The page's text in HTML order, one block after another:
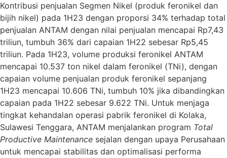
Kontribusi penjualan Segmen Nikel (produk feronikel dan
bijih nikel) pada 1H23 dengan proporsi 34% terhadap total
penjualan ANTAM dengan nilai penjualan mencapai Rp7,43
triliun, tumbuh 36% dari capaian 1H22 sebesar Rp5,45
triliun. Pada 1H23, volume produksi feronikel ANTAM
mencapai 10.537 ton nikel dalam feronikel (TNi), dengan
capaian volume penjualan produk feronikel sepanjang
1H23 mencapai 10.606 TNi, tumbuh 10% jika dibandingkan
capaian pada 1H22 sebesar 9.622 TNi. Untuk menjaga
tingkat kehandalan operasi pabrik feronikel di Kolaka,
Sulawesi Tenggara, ANTAM menjalankan program Total
Productive Maintenance sejalan dengan upaya Perusahaan
untuk mencapai stabilitas dan optimalisasi performa